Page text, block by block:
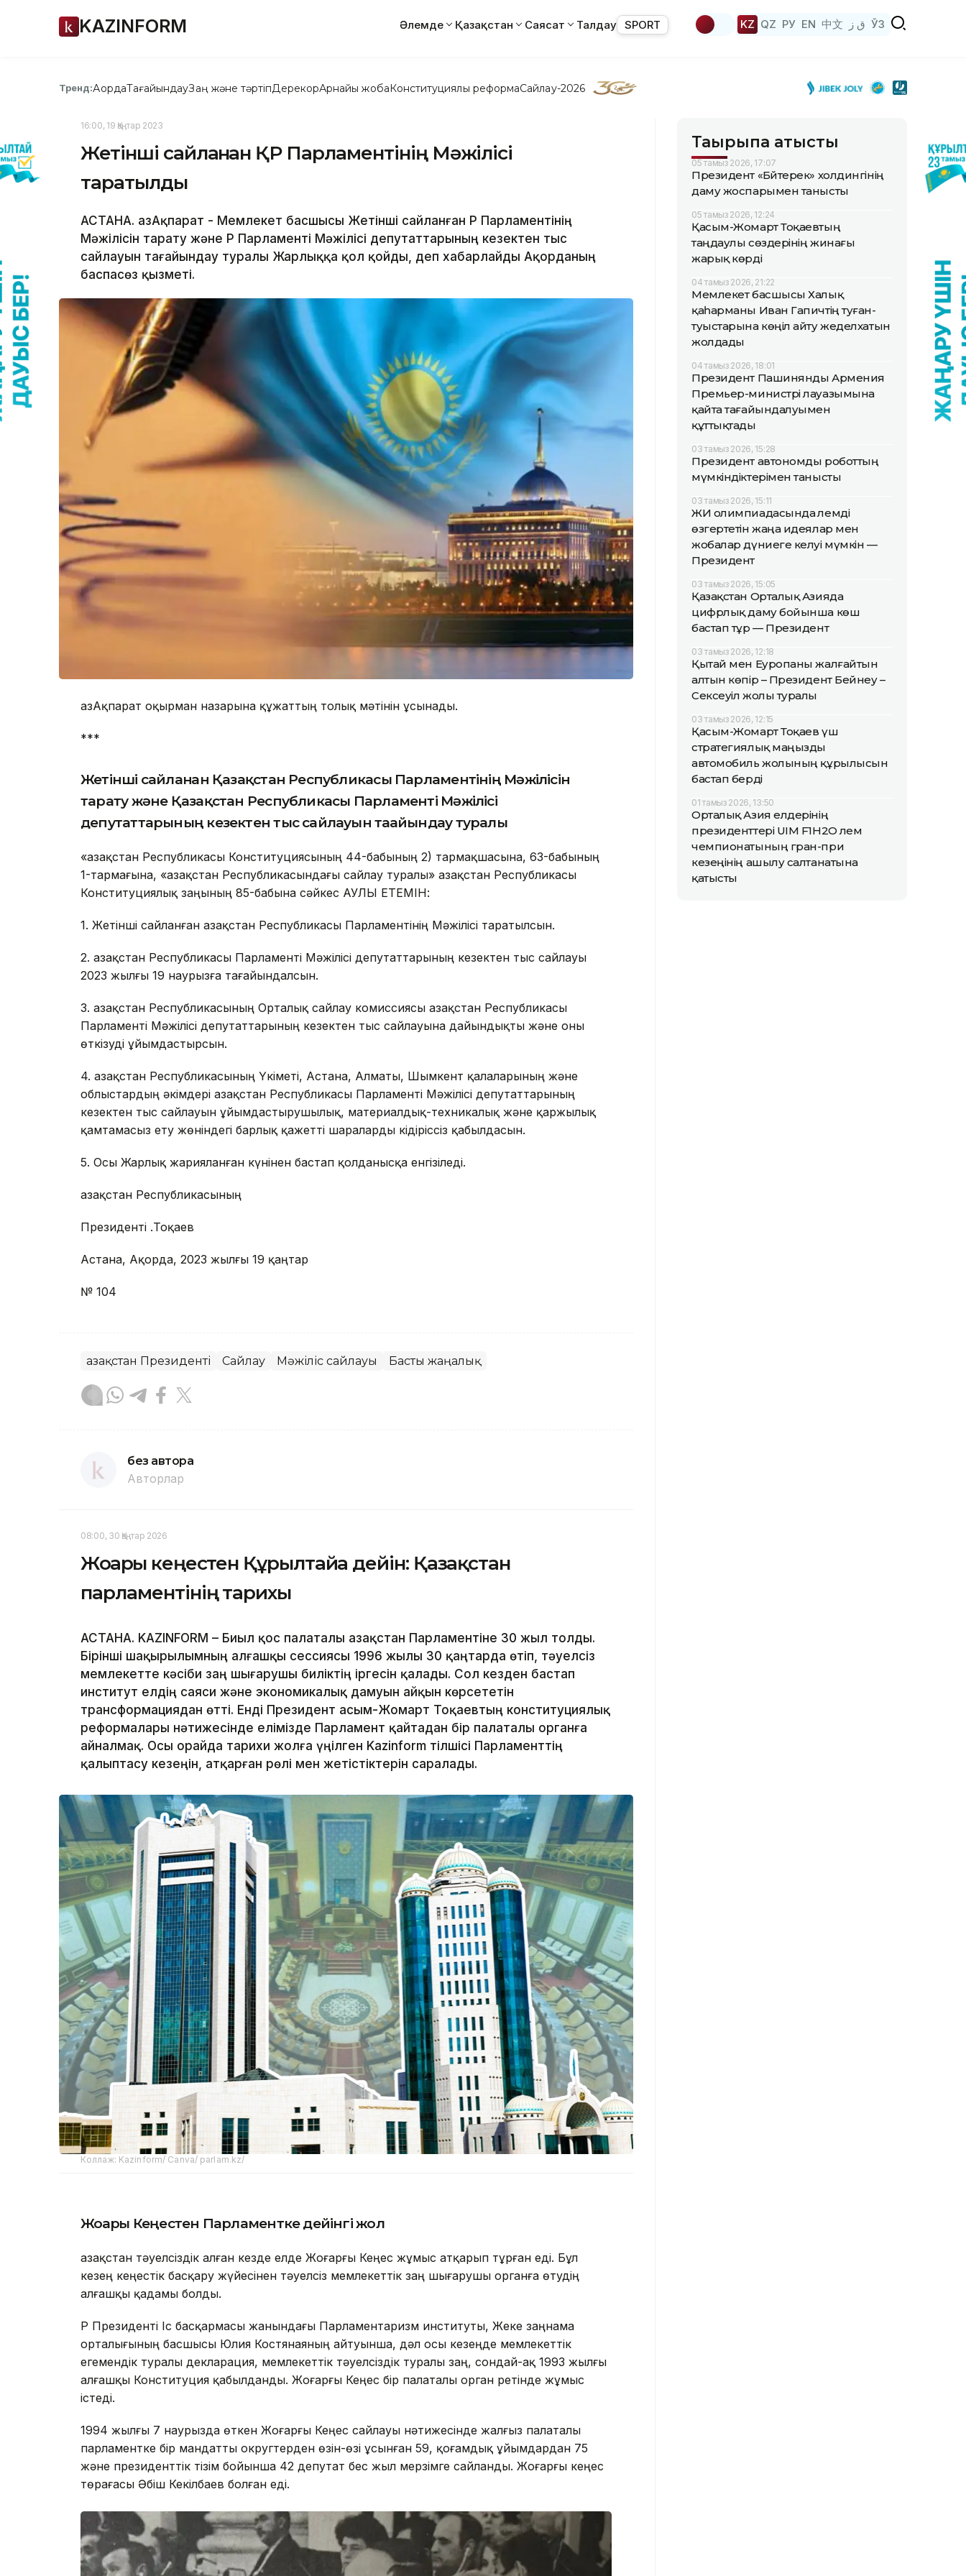
KAZINFORM Әлемде Қазақстан Саясат Талдау SPORT KZ QZ РУ EN 中文 ق ز ЎЗ
Тренд:АқордаТағайындауЗаң және тәртіпДерекқорАрнайы жобаКонституциялық реформаСайлау-2026
16:00, 19 Қаңтар 2023
Жетінші сайланған ҚР Парламентінің Мәжілісі
таратылды
АСТАНА. ҚазАқпарат - Мемлекет басшысы Жетінші сайланған ҚР Парламентінің
Мәжілісін тарату және ҚР Парламенті Мәжілісі депутаттарының кезектен тыс
сайлауын тағайындау туралы Жарлыққа қол қойды, деп хабарлайды Ақорданың
баспасөз қызметі.
ҚазАқпарат оқырман назарына құжаттың толық мәтінін ұсынады.
***
Жетінші сайланған Қазақстан Республикасы Парламентінің Мәжілісін
тарату және Қазақстан Республикасы Парламенті Мәжілісі
депутаттарының кезектен тыс сайлауын тағайындау туралы
«Қазақстан Республикасы Конституциясының 44-бабының 2) тармақшасына, 63-бабының
1-тармағына, «Қазақстан Республикасындағы сайлау туралы» Қазақстан Республикасы
Конституциялық заңының 85-бабына сәйкес ҚАУЛЫ ЕТЕМІН:
1. Жетінші сайланған Қазақстан Республикасы Парламентінің Мәжілісі таратылсын.
2. Қазақстан Республикасы Парламенті Мәжілісі депутаттарының кезектен тыс сайлауы
2023 жылғы 19 наурызға тағайындалсын.
3. Қазақстан Республикасының Орталық сайлау комиссиясы Қазақстан Республикасы
Парламенті Мәжілісі депутаттарының кезектен тыс сайлауына дайындықты және оны
өткізуді ұйымдастырсын.
4. Қазақстан Республикасының Үкіметі, Астана, Алматы, Шымкент қалаларының және
облыстардың әкімдері Қазақстан Республикасы Парламенті Мәжілісі депутаттарының
кезектен тыс сайлауын ұйымдастырушылық, материалдық-техникалық және қаржылық
қамтамасыз ету жөніндегі барлық қажетті шараларды кідіріссіз қабылдасын.
5. Осы Жарлық жарияланған күнінен бастап қолданысқа енгізіледі.
Қазақстан Республикасының
Президенті Қ.Тоқаев
Астана, Ақорда, 2023 жылғы 19 қаңтар
№ 104
Қазақстан Президенті Сайлау Мәжіліс сайлауы Басты жаңалық
без автора
Авторлар
08:00, 30 Қаңтар 2026
Жоғарғы кеңестен Құрылтайға дейін: Қазақстан
парламентінің тарихы
АСТАНА. KAZINFORM – Биыл қос палаталы Қазақстан Парламентіне 30 жыл толды.
Бірінші шақырылымның алғашқы сессиясы 1996 жылы 30 қаңтарда өтіп, тәуелсіз
мемлекетте кәсіби заң шығарушы биліктің іргесін қалады. Сол кезден бастап
институт елдің саяси және экономикалық дамуын айқын көрсететін
трансформациядан өтті. Енді Президент Қасым-Жомарт Тоқаевтың конституциялық
реформалары нәтижесінде елімізде Парламент қайтадан бір палаталы органға
айналмақ. Осы орайда тарихи жолға үңілген Kazinform тілшісі Парламенттің
қалыптасу кезеңін, атқарған рөлі мен жетістіктерін саралады.
Коллаж: Kazinform/ Canva/ parlam.kz/
Жоғарғы Кеңестен Парламентке дейінгі жол
Қазақстан тәуелсіздік алған кезде елде Жоғарғы Кеңес жұмыс атқарып тұрған еді. Бұл
кезең кеңестік басқару жүйесінен тәуелсіз мемлекеттік заң шығарушы органға өтудің
алғашқы қадамы болды.
ҚР Президенті Іс басқармасы жанындағы Парламентаризм институты, Жеке заңнама
орталығының басшысы Юлия Костянаяның айтуынша, дәл осы кезеңде мемлекеттік
егемендік туралы декларация, мемлекеттік тәуелсіздік туралы заң, сондай-ақ 1993 жылғы
алғашқы Конституция қабылданды. Жоғарғы Кеңес бір палаталы орган ретінде жұмыс
істеді.
1994 жылғы 7 наурызда өткен Жоғарғы Кеңес сайлауы нәтижесінде жалғыз палаталы
парламентке бір мандатты округтерден өзін-өзі ұсынған 59, қоғамдық ұйымдардан 75
және президенттік тізім бойынша 42 депутат бес жыл мерзімге сайланды. Жоғарғы кеңес
төрағасы Әбіш Кекілбаев болған еді.
Тақырыпқа қатысты
05 тамыз 2026, 17:07
Президент «Бәйтерек» холдингінің
даму жоспарымен танысты
05 тамыз 2026, 12:24
Қасым-Жомарт Тоқаевтың
таңдаулы сөздерінің жинағы
жарық көрді
04 тамыз 2026, 21:22
Мемлекет басшысы Халық
қаһарманы Иван Гапичтің туған-
туыстарына көңіл айту жеделхатын
жолдады
04 тамыз 2026, 18:01
Президент Пашинянды Армения
Премьер-министрі лауазымына
қайта тағайындалуымен
құттықтады
03 тамыз 2026, 15:28
Президент автономды роботтың
мүмкіндіктерімен танысты
03 тамыз 2026, 15:11
ЖИ олимпиадасында әлемді
өзгертетін жаңа идеялар мен
жобалар дүниеге келуі мүмкін —
Президент
03 тамыз 2026, 15:05
Қазақстан Орталық Азияда
цифрлық даму бойынша көш
бастап тұр — Президент
03 тамыз 2026, 12:18
Қытай мен Еуропаны жалғайтын
алтын көпір – Президент Бейнеу –
Сексеуіл жолы туралы
03 тамыз 2026, 12:15
Қасым-Жомарт Тоқаев үш
стратегиялық маңызды
автомобиль жолының құрылысын
бастап берді
01 тамыз 2026, 13:50
Орталық Азия елдерінің
президенттері UIM F1H2O әлем
чемпионатының гран-при
кезеңінің ашылу салтанатына
қатысты